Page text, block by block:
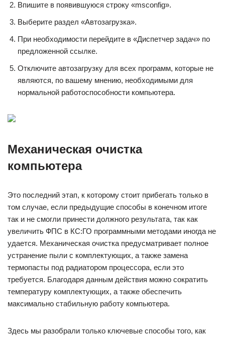
Впишите в появившуюся строку «msconfig».
Выберите раздел «Автозагрузка».
При необходимости перейдите в «Диспетчер задач» по
предложенной ссылке.
Отключите автозагрузку для всех программ, которые не
являются, по вашему мнению, необходимыми для
нормальной работоспособности компьютера.
Механическая очистка
компьютера
Это последний этап, к которому стоит прибегать только в
том случае, если предыдущие способы в конечном итоге
так и не смогли принести должного результата, так как
увеличить ФПС в КС:ГО программными методами иногда не
удается. Механическая очистка предусматривает полное
устранение пыли с комплектующих, а также замена
термопасты под радиатором процессора, если это
требуется. Благодаря данным действия можно сократить
температуру комплектующих, а также обеспечить
максимально стабильную работу компьютера.
Здесь мы разобрали только ключевые способы того, как